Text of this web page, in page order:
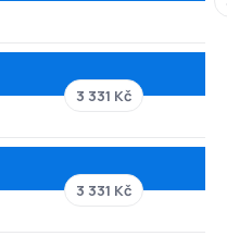
3 331 Kč
3 331 Kč